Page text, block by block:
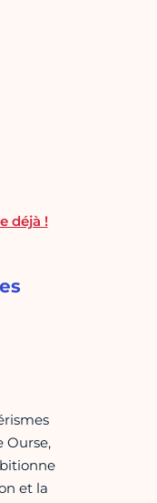
déjà !
Ourse,
et la